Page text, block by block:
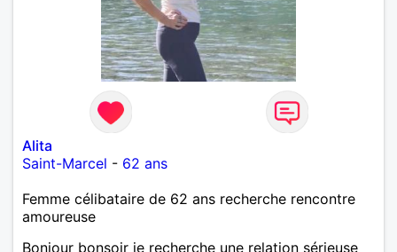
Alita
Saint-Marcel - 62 ans
Femme célibataire de 62 ans recherche rencontre
amoureuse
Bonjour bonsoir je recherche une relation sérieuse